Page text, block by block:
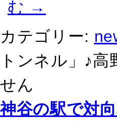
む →
カテゴリー:
トンネル」♪
せん
神谷の駅で対